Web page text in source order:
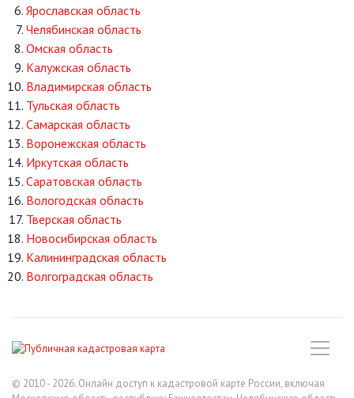
Ярославская область
Челябинская область
Омская область
Калужская область
Владимирская область
Тульская область
Самарская область
Воронежская область
Иркутская область
Саратовская область
Вологодская область
Тверская область
Новосибирская область
Калининградская область
Волгоградская область
© 2010 - 2026. Онлайн доступ к кадастровой карте России, включая